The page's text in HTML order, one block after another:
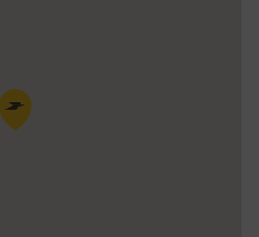
Pin de la carte